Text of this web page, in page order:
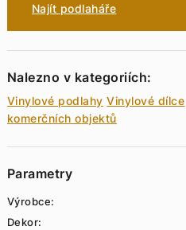
Najít podlaháře
Nalezno v kategoriích:
Vinylové podlahy Vinylové dílce
komerčních objektů
Parametry
Výrobce:
Dekor: